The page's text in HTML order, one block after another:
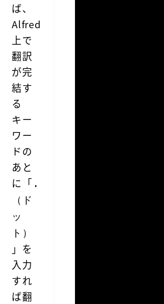
ば、
Alfred
上で
翻訳
が完
結す
る
キー
ワー
ドの
あと
に「 .
（ド
ッ
ト）
」を
入力
すれ
ば翻